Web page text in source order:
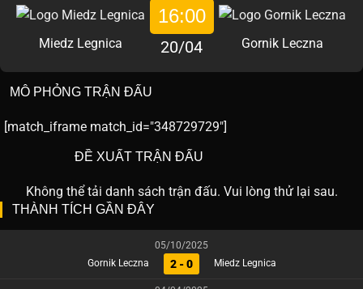
Miedz Legnica
16:00
20/04 Gornik Leczna
MÔ PHỎNG TRẬN ĐẤU
match_id="348729729"]
ĐỀ XUẤT TRẬN ĐẤU
Không thể tải danh sách trận đấu. Vui lòng thử lại sau.
THÀNH TÍCH GẦN ĐÂY
05/10/2025
Gornik Leczna
2 - 0 Miedz Legnica